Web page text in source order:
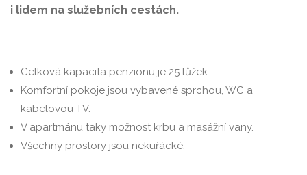
i lidem na služebních cestách.
Celková kapacita penzionu je 25 lůžek.
Komfortní pokoje jsou vybavené sprchou, WC a
kabelovou TV.
V apartmánu taky možnost krbu a masážní vany.
Všechny prostory jsou nekuřácké.